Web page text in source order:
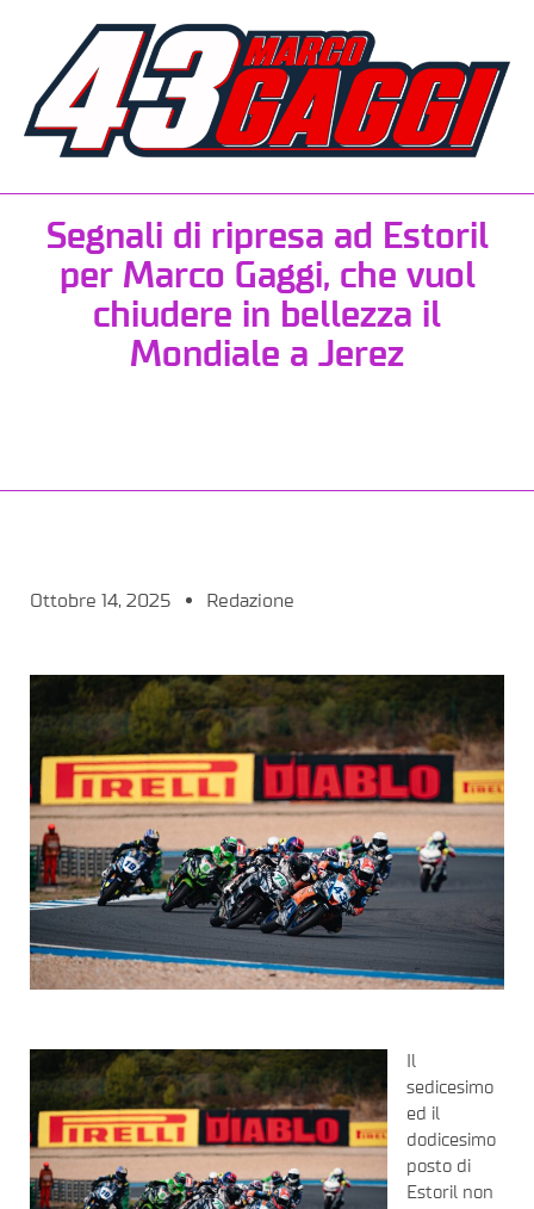
Segnali di ripresa ad Estoril
per Marco Gaggi, che vuol
chiudere in bellezza il
Mondiale a Jerez
Ottobre 14, 2025 Redazione
Il
sedicesimo
ed il
dodicesimo
posto di
Estoril non